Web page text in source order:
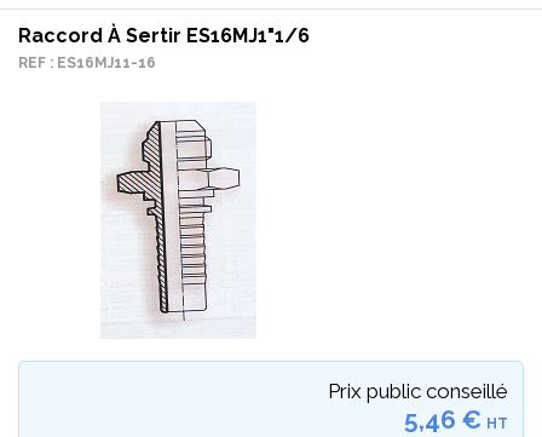
Raccord À Sertir ES16MJ1"1/6
REF : ES16MJ11-16
Prix public conseillé
5,46 € HT